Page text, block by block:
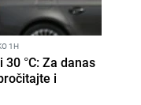
1H
°C: Za danas
i